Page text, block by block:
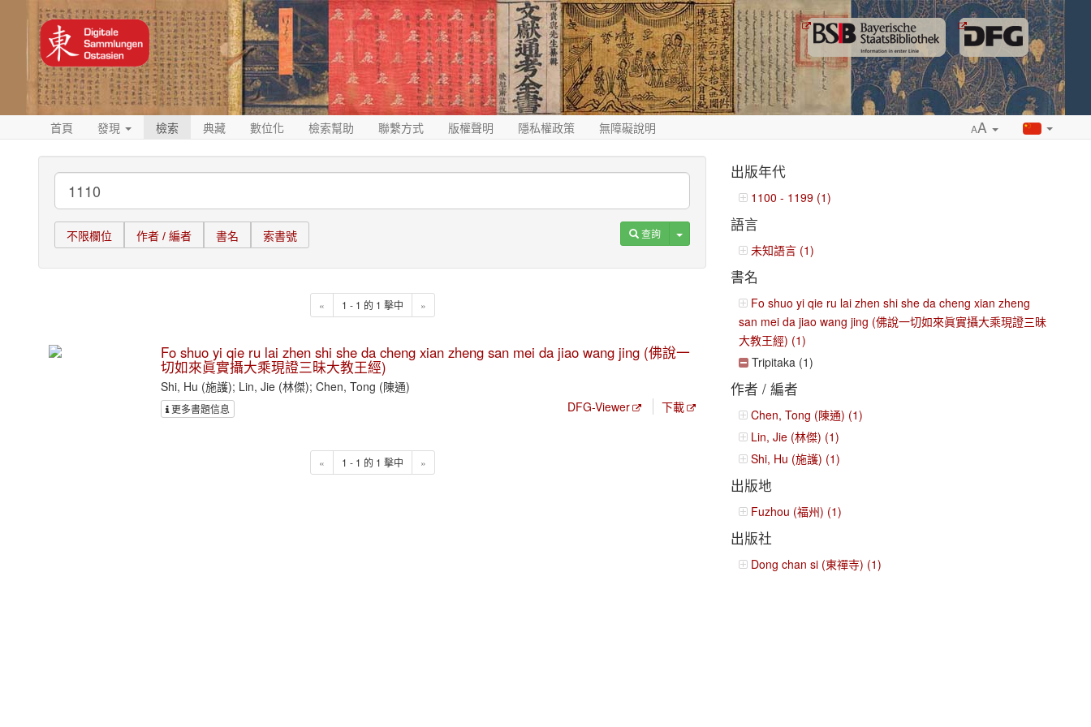
首頁 發現 檢索 典藏 數位化 檢索幫助 聯繫方式 版權聲明 隱私權政策 無障礙說明 AA
不限欄位 作者 / 編者 書名 索書號 查詢 Toggle Dropdown
« 1 - 1 的 1 擊中 »
Fo shuo yi qie ru lai zhen shi she da cheng xian zheng san mei da jiao wang jing (佛說一
切如來眞實攝大乘現證三昧大教王經)
Shi, Hu (施護); Lin, Jie (林傑); Chen, Tong (陳通)
更多書題信息 DFG-Viewer 下載
« 1 - 1 的 1 擊中 »
出版年代
1100 - 1199 (1)
語言
未知語言 (1)
書名
Fo shuo yi qie ru lai zhen shi she da cheng xian zheng
san mei da jiao wang jing (佛說一切如來眞實攝大乘現證三昧
大教王經) (1)
Tripitaka (1)
作者 / 編者
Chen, Tong (陳通) (1)
Lin, Jie (林傑) (1)
Shi, Hu (施護) (1)
出版地
Fuzhou (福州) (1)
出版社
Dong chan si (東禪寺) (1)